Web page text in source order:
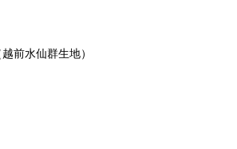
前水仙群生地）